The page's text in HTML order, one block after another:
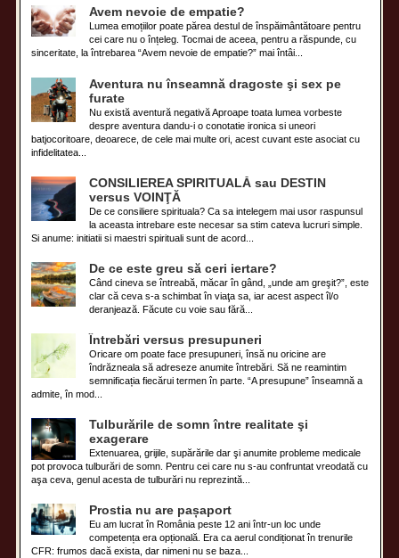
Avem nevoie de empatie?
Lumea emoțiilor poate părea destul de înspăimântătoare pentru
cei care nu o înțeleg. Tocmai de aceea, pentru a răspunde, cu
sinceritate, la întrebarea “Avem nevoie de empatie?” mai întâi...
Aventura nu înseamnă dragoste şi sex pe
furate
Nu există aventură negativă Aproape toata lumea vorbeste
despre aventura dandu-i o conotatie ironica si uneori
batjocoritoare, deoarece, de cele mai multe ori, acest cuvant este asociat cu
infidelitatea...
CONSILIEREA SPIRITUALĂ sau DESTIN
versus VOINŢĂ
De ce consiliere spirituala? Ca sa intelegem mai usor raspunsul
la aceasta intrebare este necesar sa stim cateva lucruri simple.
Si anume: initiatii si maestri spirituali sunt de acord...
De ce este greu să ceri iertare?
Când cineva se întreabă, măcar în gând, „unde am greşit?”, este
clar că ceva s-a schimbat în viaţa sa, iar acest aspect îl/o
deranjează. Făcute cu voie sau fără...
Întrebări versus presupuneri
Oricare om poate face presupuneri, însă nu oricine are
îndrăzneala să adreseze anumite întrebări. Să ne reamintim
semnificația fiecărui termen în parte. “A presupune” înseamnă a
admite, în mod...
Tulburările de somn între realitate şi
exagerare
Extenuarea, grijile, supărările dar şi anumite probleme medicale
pot provoca tulburări de somn. Pentru cei care nu s-au confruntat vreodată cu
aşa ceva, genul acesta de tulburări nu reprezintă...
Prostia nu are pașaport
Eu am lucrat în România peste 12 ani într-un loc unde
competența era opțională. Era ca aerul condiționat în trenurile
CFR: frumos dacă exista, dar nimeni nu se baza...